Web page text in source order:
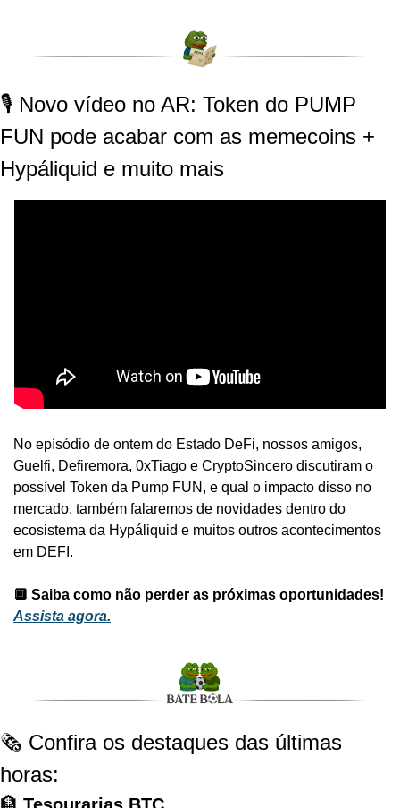
🎙️ Novo vídeo no AR: Token do PUMP
FUN pode acabar com as memecoins +
Hypáliquid e muito mais
No epísódio de ontem do Estado DeFi, nossos amigos,
Guelfi, Defiremora, 0xTiago e CryptoSincero discutiram o
possível Token da Pump FUN, e qual o impacto disso no
mercado, também falaremos de novidades dentro do
ecosistema da Hypáliquid e muitos outros acontecimentos
em DEFI.
Assista agora.
🗞️ Confira os destaques das últimas
horas: